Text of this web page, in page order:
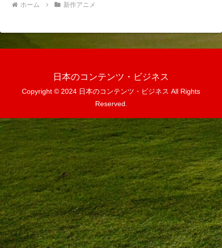
ホーム 新作アニメ
日本のコンテンツ・ビジネス
Copyright © 2024 日本のコンテンツ・ビジネス All Rights
Reserved.